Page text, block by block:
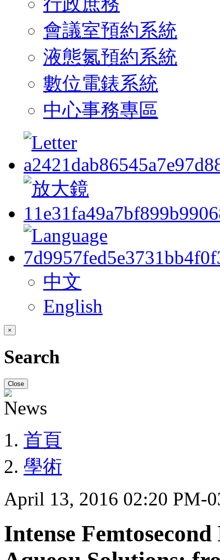
會議室預約系統
液態氮預約系統
數位電錶系統
中心事務專區
中文
English
×
Search
Close
首頁
學術
April 13, 2016 02:20 PM-
Intense